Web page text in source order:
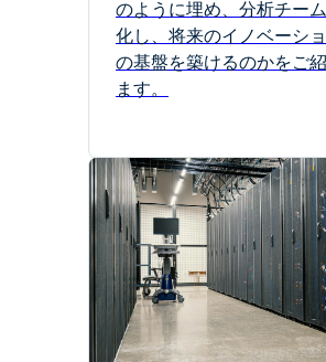
のように埋め、分析チー
化し、将来のイノベーシ
の基盤を築けるのかをご
ます。